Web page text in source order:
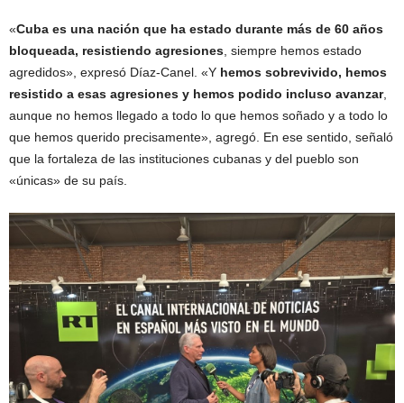
«Cuba es una nación que ha estado durante más de 60 años
bloqueada, resistiendo agresiones , siempre hemos estado
agredidos», expresó Díaz-Canel. «Y hemos sobrevivido, hemos
resistido a esas agresiones y hemos podido incluso avanzar,
aunque no hemos llegado a todo lo que hemos soñado y a todo lo
que hemos querido precisamente», agregó. En ese sentido, señaló
que la fortaleza de las instituciones cubanas y del pueblo son
«únicas» de su país.